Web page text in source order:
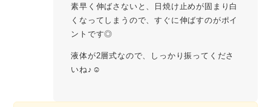
素早く伸ばさないと、日焼け止めが固まり白
くなってしまうので、すぐに伸ばすのがポイ
ントです◎
液体が2層式なので、しっかり振ってくださ
いね♪☺